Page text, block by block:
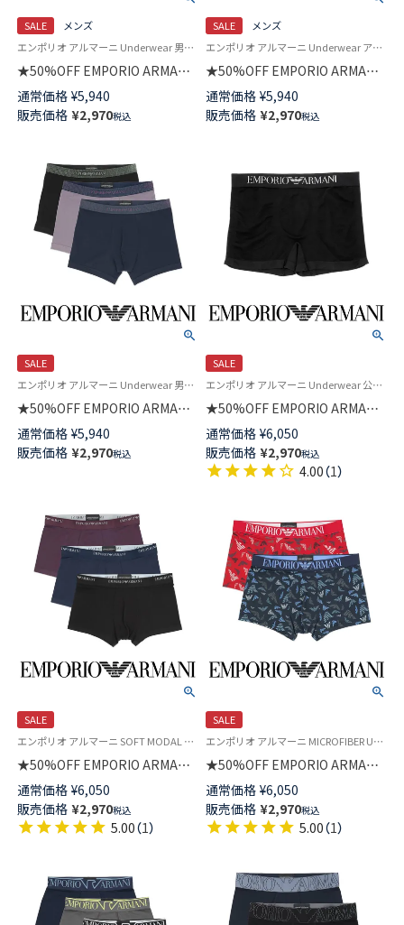
SALE
メンズ
エンポリオ アルマーニ Underwear 男性 アンダーウェア 紳士 下着
★50%OFF EMPORIO ARMANI
ESSENTIAL MICROFIBER エッ
センシャル マイクロファイバー
ボクサーパンツ 【S/M/L】 前閉じ
通常価格 ¥5,940
販売価格 ¥2,970税込
SALE
メンズ
エンポリオ アルマーニ Underwear アンダーウェア 男性 紳士 下着
★50%OFF EMPORIO ARMANI
MEGALOGO メガロゴ ボクサー
パンツ 【S/M/L】 前閉じ EUサイ
ズ メンズ 54059781
通常価格 ¥5,940
販売価格 ¥2,970税込
SALE
エンポリオ アルマーニ Underwear 男性アンダーウェア 紳士 下着
★50%OFF EMPORIO ARMANI
SHINY LOGOBAND TRUNK シ
ャイニーロゴバンド ボクサーブ
リーフパンツ 前閉じ EUサイズ
通常価格 ¥5,940
販売価格 ¥2,970税込
SALE
エンポリオ アルマーニ Underwear 公式オンラインショップ 紳士 下着
★50%OFF EMPORIO ARMANI
SEAMLESS シームレス ボクサ
ーパンツ 前閉じ EUサイズ メン
ズ 54095281
通常価格 ¥6,050
販売価格 ¥2,970税込
4.00（1）
SALE
エンポリオ アルマーニ SOFT MODAL Underwear 公式オンラインショップ 紳士 下着
★50%OFF EMPORIO ARMANI
ソフトモダール ボクサーパンツ
前閉じ EUサイズ メンズ
54095117
通常価格 ¥6,050
販売価格 ¥2,970税込
5.00（1）
SALE
エンポリオ アルマーニ MICROFIBER Underwear 公式オンラインショップ 紳士 下着 無料ラッピング ブランド アンダーウェア
★50%OFF EMPORIO ARMANI
ALL OVER PRINTED マイクロ
ファイバー ボクサーパンツ 前
閉じ EUサイズ メンズ
54095350
通常価格 ¥6,050
販売価格 ¥2,970税込
5.00（1）